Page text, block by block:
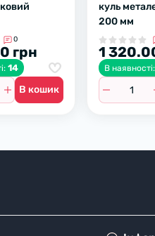
0
грн
14
В кошик
куль
200 мм
1
В